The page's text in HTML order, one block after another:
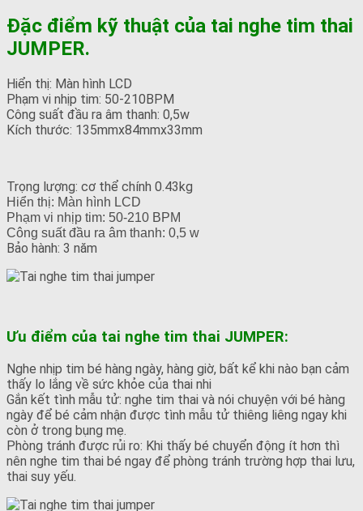
Đặc điểm kỹ thuật của tai nghe tim thai
JUMPER.
Hiển thị: Màn hình LCD
Phạm vi nhịp tim: 50-210BPM
Công suất đầu ra âm thanh: 0,5w
Kích thước: 135mmx84mmx33mm
Trọng lượng: cơ thể chính 0.43kg
Hiển thị: Màn hình LCD
Phạm vi nhịp tim: 50-210 BPM
Công suất đầu ra âm thanh: 0,5 w
Bảo hành: 3 năm
Ưu điểm của tai nghe tim thai JUMPER:
Nghe nhịp tim bé hàng ngày, hàng giờ, bất kể khi nào bạn cảm
thấy lo lắng về sức khỏe của thai nhi
Gắn kết tình mẫu tử: nghe tim thai và nói chuyện với bé hàng
ngày để bé cảm nhận được tình mẫu tử thiêng liêng ngay khi
còn ở trong bụng mẹ.
Phòng tránh được rủi ro: Khi thấy bé chuyển động ít hơn thì
nên nghe tim thai bé ngay để phòng tránh trường hợp thai lưu,
thai suy yếu.